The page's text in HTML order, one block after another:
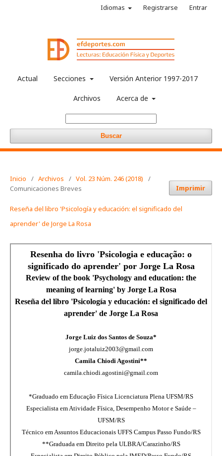
Actual Secciones Versión Anterior 1997-2017
Archivos Acerca de
Buscar
Idiomas Registrarse Entrar
Inicio / Archivos / Vol. 23 Núm. 246 (2018)
/
Comunicaciones Breves
Imprimir
Reseña del libro 'Psicología y educación: el significado del
aprender' de Jorge La Rosa